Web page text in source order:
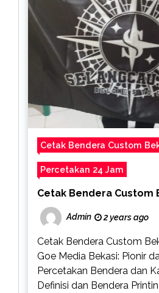
Cetak Bendera Custom
Percetakan 24 Jam
Cetak Bendera Custom
Admin 2 years ago
Cetak Bendera Custom
Goe Media Bekasi: Pionir
Percetakan Bendera dan
Definisi dan Bendera